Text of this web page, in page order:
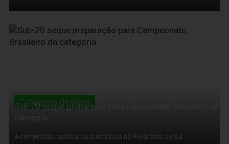
19 de Novembro de 2011
Categoria de Base
Sub-20 segue preparação para Campeonato Brasileiro da
A competição nacional será realizada no Rio Grande do Sul